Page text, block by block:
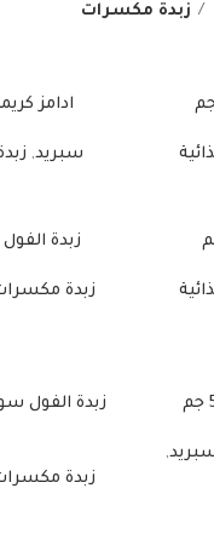
زبدة مكسرات
ادامز
سبريد,
زبدة الفول
زبدة
,
زبدة الفول
زبدة